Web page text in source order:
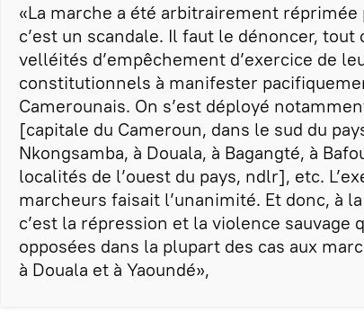
«La marche a été arbitrairement réprimée
c’est un scandale. Il faut le dénoncer, tout
velléités d’empêchement d’exercice de
constitutionnels à manifester
Camerounais. On s’est déployé
[capitale du Cameroun, dans le sud du
Nkongsamba, à Douala, à Bagangté, à
localités de l’ouest du pays, ndlr], etc.
marcheurs faisait l’unanimité. Et donc, à
c’est la répression et la violence sauvage
opposées dans la plupart des cas aux
à Douala et à Yaoundé»,